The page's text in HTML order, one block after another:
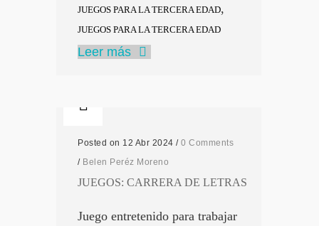
JUEGOS PARA LA TERCERA EDAD,
JUEGOS PARA LA TERCERA EDAD
Leer más
Posted on 12 Abr 2024 / 0 Comments
/ Belen Peréz Moreno
JUEGOS: CARRERA DE LETRAS
Juego entretenido para trabajar